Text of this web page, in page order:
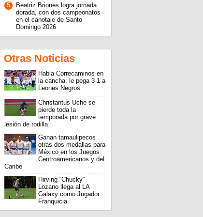
5
Beatriz Briones logra jornada
dorada, con dos campeonatos
en el canotaje de Santo
Domingo 2026
Otras Noticias
Habla Correcaminos en
la cancha: le pega 3-1 a
Leones Negros
Christantus Uche se
pierde toda la
temporada por grave
lesión de rodilla
Ganan tamaulipecos
otras dos medallas para
México en los Juegos
Centroamericanos y del
Caribe
Hirving “Chucky”
Lozano llega al LA
Galaxy como Jugador
Franquicia